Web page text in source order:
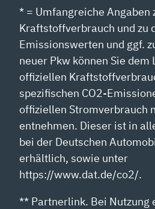
* = Umfangreiche Angaben
Kraftstoffverbrauch und zu
Emissionswerten und ggf.
neuer Pkw können Sie dem
offiziellen
spezifischen CO2-
offiziellen Stromverbrauch
entnehmen. Dieser ist in
bei der Deutschen
erhältlich, sowie unter
https://www.dat.de/co2/.
** Partnerlink. Bei Nutzung